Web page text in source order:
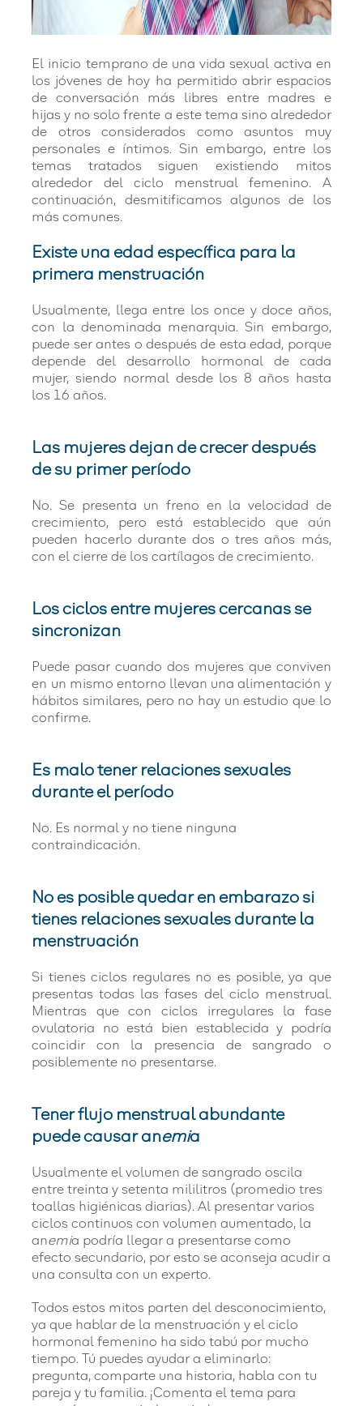
El inicio temprano de una vida sexual activa en
los jóvenes de hoy ha permitido abrir espacios
de conversación más libres entre madres e
hijas y no solo frente a este tema sino alrededor
de otros considerados como asuntos muy
personales e íntimos. Sin embargo, entre los
temas tratados siguen existiendo mitos
alrededor del ciclo menstrual femenino. A
continuación, desmitificamos algunos de los
más comunes.
Existe una edad específica para la
primera menstruación
Usualmente, llega entre los once y doce años,
con la denominada menarquia. Sin embargo,
puede ser antes o después de esta edad, porque
depende del desarrollo hormonal de cada
mujer, siendo normal desde los 8 años hasta
los 16 años.
Las mujeres dejan de crecer después
de su primer período
No. Se presenta un freno en la velocidad de
crecimiento, pero está establecido que aún
pueden hacerlo durante dos o tres años más,
con el cierre de los cartílagos de crecimiento.
Los ciclos entre mujeres cercanas se
sincronizan
Puede pasar cuando dos mujeres que conviven
en un mismo entorno llevan una alimentación y
hábitos similares, pero no hay un estudio que lo
confirme.
Es malo tener relaciones sexuales
durante el período
No. Es normal y no tiene ninguna
contraindicación.
No es posible quedar en embarazo si
tienes relaciones sexuales durante la
menstruación
Si tienes ciclos regulares no es posible, ya que
presentas todas las fases del ciclo menstrual.
Mientras que con ciclos irregulares la fase
ovulatoria no está bien establecida y podría
coincidir con la presencia de sangrado o
posiblemente no presentarse.
Tener flujo menstrual abundante
puede causar anemia
Usualmente el volumen de sangrado oscila
entre treinta y setenta mililitros (promedio tres
toallas higiénicas diarias). Al presentar varios
ciclos continuos con volumen aumentado, la
anemia podría llegar a presentarse como
efecto secundario, por esto se aconseja acudir a
una consulta con un experto.
Todos estos mitos parten del desconocimiento,
ya que hablar de la menstruación y el ciclo
hormonal femenino ha sido tabú por mucho
tiempo. Tú puedes ayudar a eliminarlo:
pregunta, comparte una historia, habla con tu
pareja y tu familia. ¡Comenta el tema para